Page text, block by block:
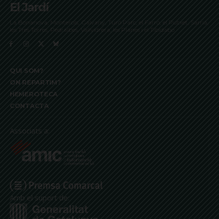
El Jardí
La Bonanova, Monterols, Galvany, Turó Parc, el Farró, el Putxet, Sarrià,
les Tres Torres, Pedralbes, Vallvidrera, les Planes i el Tibidabo
QUI SOM?
ON REPARTIM?
HEMEROTECA
CONTACTA
Associats a:
Amb el suport de: